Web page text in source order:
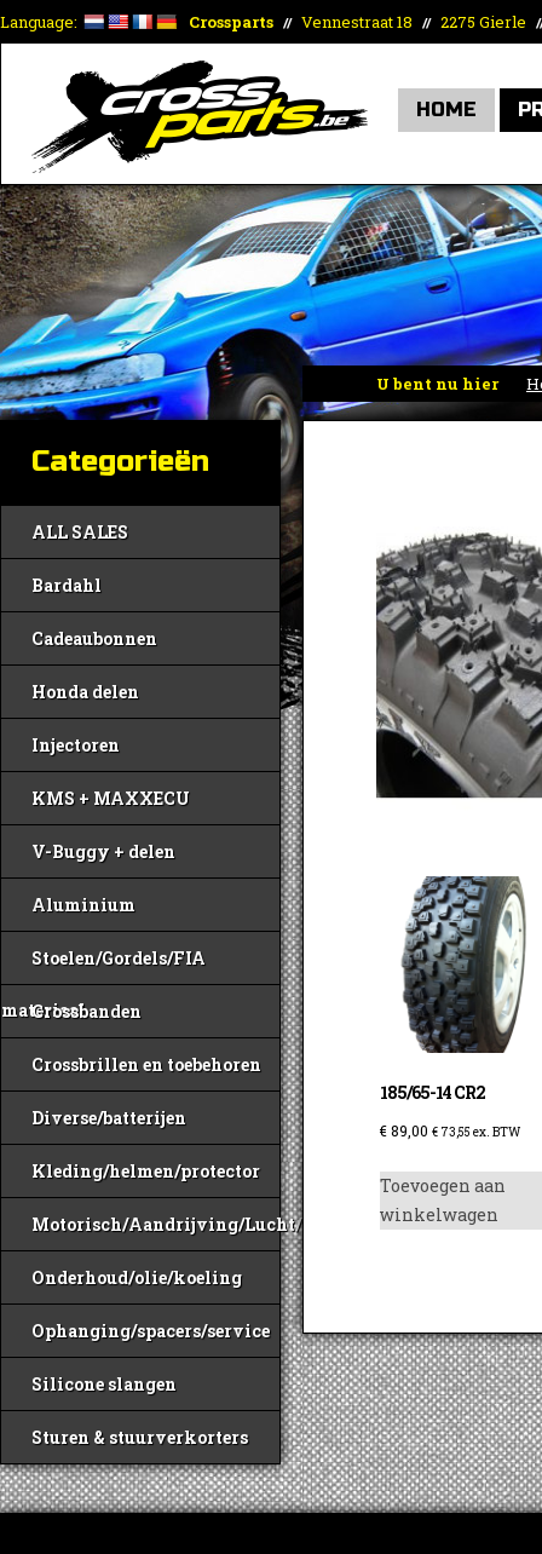
Language: Crossparts // Vennestraat 18 // 2275 Gierle
HOME
U bent nu hier
Categorieën
ALL SALES
Bardahl
Cadeaubonnen
Honda delen
Injectoren
KMS + MAXXECU
V-Buggy + delen
Aluminium
Stoelen/Gordels/FIA
materiaal
Crossbanden
Crossbrillen en toebehoren
Diverse/batterijen
Kleding/helmen/protector
Motorisch/Aandrijving/Lucht/Benzine
Onderhoud/olie/koeling
Ophanging/spacers/service
Silicone slangen
Sturen & stuurverkorters
185/65-14 CR2
€89,00 € 73,55 ex. BTW
Toevoegen aan
winkelwagen